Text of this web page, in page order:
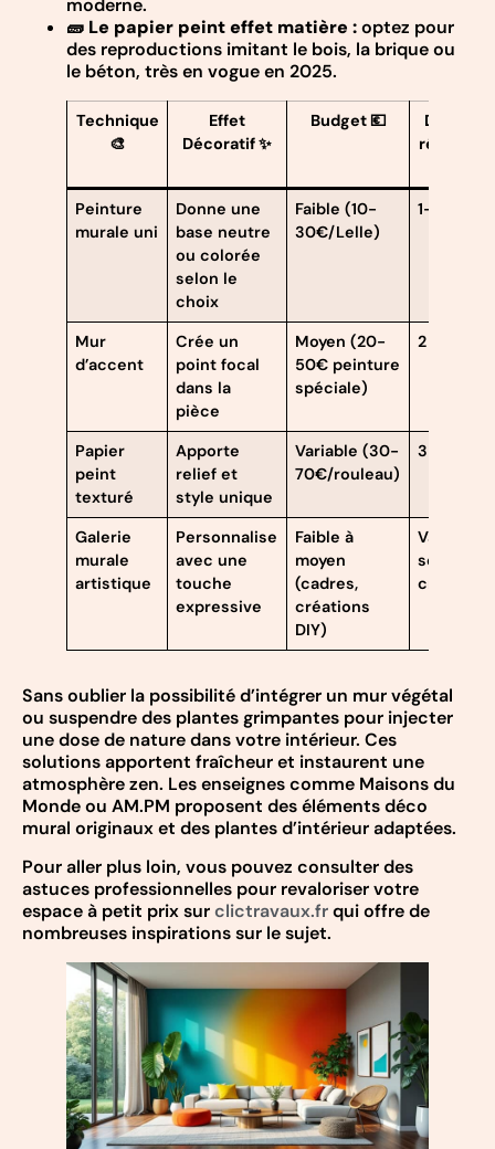
moderne.
🧱 Le papier peint effet matière :optez pour
des reproductions imitant le bois, la brique ou
le béton, très en vogue en 2025.
Technique
🎨
Effet
Décoratif ✨
Budget 💶
Durée de
Peinture
murale uni
Donne une
base neutre
ou colorée
selon le
choix
Faible (10-
30€/Lelle)
1-2 jours
Mur
d’accent
Crée un
point focal
dans la
pièce
Moyen (20-
50€ peinture
spéciale)
2 jours
Papier
peint
texturé
Apporte
relief et
style unique
Variable (30-
70€/rouleau)
3-4 jours
Galerie
murale
artistique
Personnalise
avec une
touche
expressive
Faible à
moyen
(cadres,
créations
DIY)
Variable
selon
création
Sans oublier la possibilité d’intégrer un mur végétal
ou suspendre des plantes grimpantes pour injecter
une dose de nature dans votre intérieur. Ces
solutions apportent fraîcheur et instaurent une
atmosphère zen. Les enseignes comme Maisons du
Monde ou AM.PM proposent des éléments déco
mural originaux et des plantes d’intérieur adaptées.
Pour aller plus loin, vous pouvez consulter des
astuces professionnelles pour revaloriser votre
espace à petit prix surclictravaux.frqui offre de
nombreuses inspirations sur le sujet.